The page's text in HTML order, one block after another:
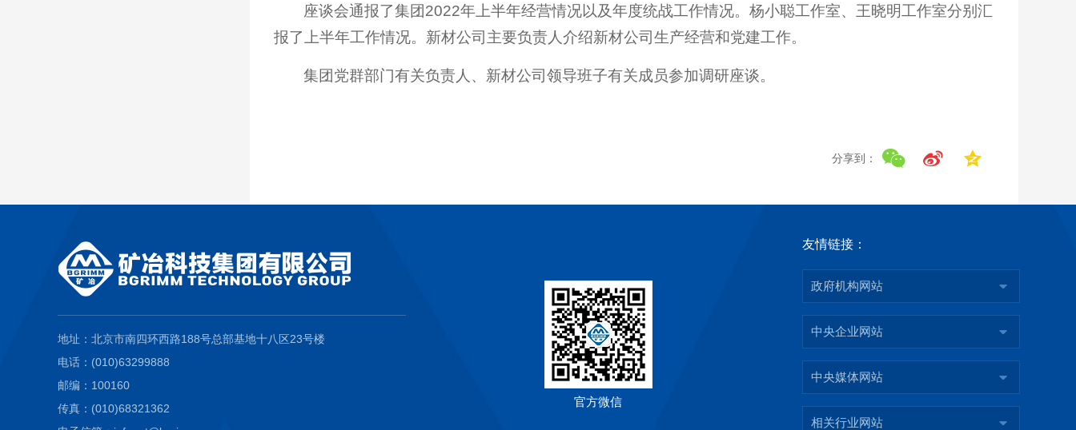
座谈会通报了集团2022年上半年经营情况以及年度统战工作情况。杨小聪工作室、王晓明工作室分别汇
报了上半年工作情况。新材公司主要负责人介绍新材公司生产经营和党建工作。
集团党群部门有关负责人、新材公司领导班子有关成员参加调研座谈。
分享到：
官方微信
地址：北京市南四环西路188号总部基地十八区23号楼
电话：(010)63299888
邮编：100160
传真：(010)68321362
友情链接：
政府机构网站
中央企业网站
中央媒体网站
相关行业网站